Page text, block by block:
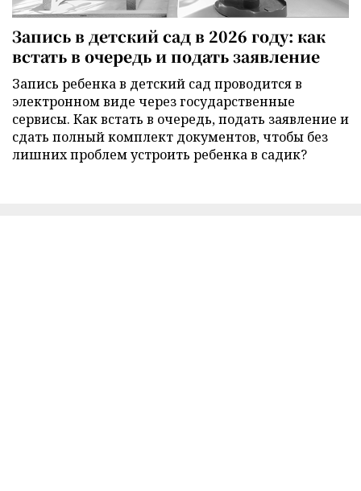
Запись в детский сад в 2026 году: как
встать в очередь и подать заявление
Запись ребенка в детский сад проводится в
электронном виде через государственные
сервисы. Как встать в очередь, подать заявление и
сдать полный комплект документов, чтобы без
лишних проблем устроить ребенка в садик?